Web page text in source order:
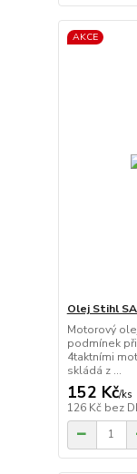
AKCE
Olej Stihl
Motorový
podmínek
4taktními
skládá z ...
152 Kč/ks
126 Kč bez